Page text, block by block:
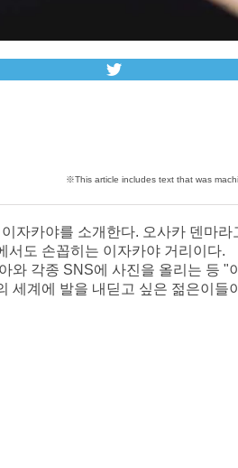
자카야를 소개한다. 오사카 덴마라
서도 손꼽히는 이자카야 거리이다.
와 각종 SNS에 사진을 올리는 등 "
세계에 발을 내딛고 싶은 젊은이들